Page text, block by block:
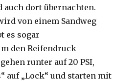
dort übernachten.
von einem Sandweg
es sogar
den Reifendruck
runter auf 20 PSI,
auf „Lock“ und starten mit